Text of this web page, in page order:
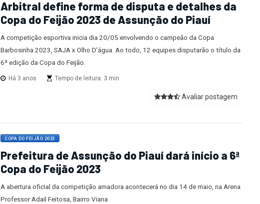
Arbitral define forma de disputa e detalhes da
Copa do Feijão 2023 de Assunção do Piauí
A competição esportiva inicia dia 20/05 envolvendo o campeão da Copa
Barbosinha 2023, SAJA x Olho D’água. Ao todo, 12 equipes disputarão o título da
6ª edição da Copa do Feijão.
Há 3 anos Tempo de leitura: 3 min
Avaliar postagem
COPA DO FEIJÃO 2023
Prefeitura de Assunção do Piauí dará início a 6ª
Copa do Feijão 2023
A abertura oficial da competição amadora acontecerá no dia 14 de maio, na Arena
Professor Adail Feitosa, Bairro Viana.